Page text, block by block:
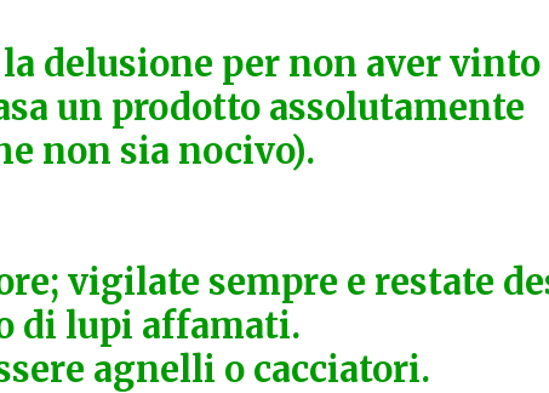
delusione per non aver vinto
un prodotto assolutamente
non sia nocivo).
vigilate sempre e restate
di lupi affamati.
agnelli o cacciatori.